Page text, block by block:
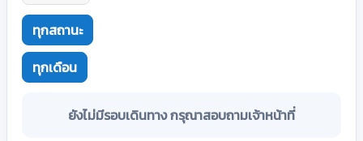
ทุกสถานะ
ทุกเดือน
ยังไม่มีรอบเดินทาง กรุณาสอบถามเจ้าหน้าที่